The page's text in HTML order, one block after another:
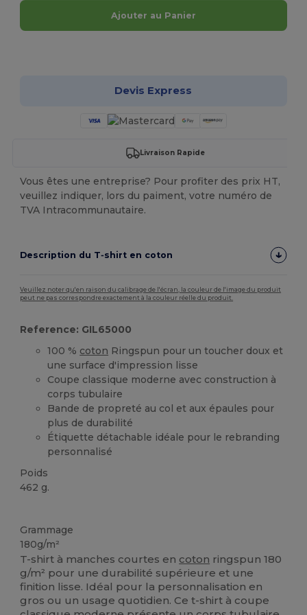
Ajouter au Panier
Devis Express
Livraison Rapide
Vous êtes une entreprise? Pour profiter des prix HT,
veuillez indiquer, lors du paiment, votre numéro de
TVA Intracommunautaire.
Description du T‑shirt en coton
Veuillez noter qu'en raison du calibrage de l'écran, la couleur de l'image du produit
peut ne pas correspondre exactement à la couleur réelle du produit.
Reference: GIL65000
100 % coton Ringspun pour un toucher doux et
une surface d'impression lisse
Coupe classique moderne avec construction à
corps tubulaire
Bande de propreté au col et aux épaules pour
plus de durabilité
Étiquette détachable idéale pour le rebranding
personnalisé
Poids
462 g.
Grammage
180g/m²
T-shirt à manches courtes en coton ringspun 180
g/m² pour une durabilité supérieure et une
finition lisse. Idéal pour la personnalisation en
gros ou un usage quotidien. Ce t-shirt à coupe